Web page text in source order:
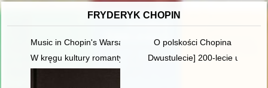
FRYDERYK CHOPIN
Music in Chopin's Warsaw
O polskości Chopina
W kręgu kultury romantycznej. W 200-lecie urodzin
Dwustulecie] 200-lecie urodzin